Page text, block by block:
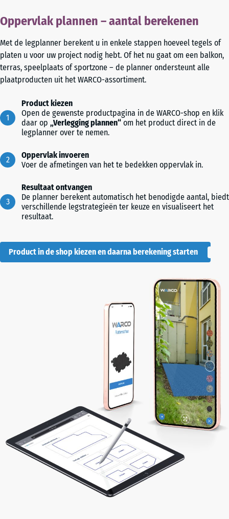
Oppervlak plannen – aantal berekenen
Met de legplanner berekent u in enkele stappen hoeveel tegels of
platen u voor uw project nodig hebt. Of het nu gaat om een balkon,
terras, speelplaats of sportzone – de planner ondersteunt alle
plaatproducten uit het WARCO-assortiment.
Product kiezen
Open de gewenste productpagina in de WARCO-shop en klik
daar op „Verlegging plannen“ om het product direct in de
legplanner over te nemen.
Oppervlak invoeren
Voer de afmetingen van het te bedekken oppervlak in.
Resultaat ontvangen
De planner berekent automatisch het benodigde aantal, biedt
verschillende legstrategieën ter keuze en visualiseert het
resultaat.
Product in de shop kiezen en daarna berekening starten